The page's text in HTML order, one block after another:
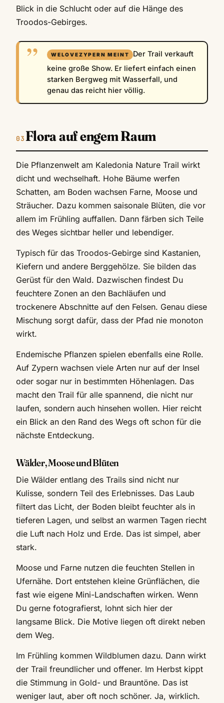
Blick in die Schlucht oder auf die Hänge des
Troodos-Gebirges.
Der Trail verkauft
keine große Show. Er liefert einfach einen
starken Bergweg mit Wasserfall, und
genau das reicht hier völlig.
Flora auf engem Raum
Die Pflanzenwelt am Kaledonia Nature Trail wirkt
dicht und wechselhaft. Hohe Bäume werfen
Schatten, am Boden wachsen Farne, Moose und
Sträucher. Dazu kommen saisonale Blüten, die vor
allem im Frühling auffallen. Dann färben sich Teile
des Weges sichtbar heller und lebendiger.
Typisch für das Troodos-Gebirge sind Kastanien,
Kiefern und andere Berggehölze. Sie bilden das
Gerüst für den Wald. Dazwischen findest Du
feuchtere Zonen an den Bachläufen und
trockenere Abschnitte auf den Felsen. Genau diese
Mischung sorgt dafür, dass der Pfad nie monoton
wirkt.
Endemische Pflanzen spielen ebenfalls eine Rolle.
Auf Zypern wachsen viele Arten nur auf der Insel
oder sogar nur in bestimmten Höhenlagen. Das
macht den Trail für alle spannend, die nicht nur
laufen, sondern auch hinsehen wollen. Hier reicht
ein Blick an den Rand des Wegs oft schon für die
nächste Entdeckung.
Wälder, Moose und Blüten
Die Wälder entlang des Trails sind nicht nur
Kulisse, sondern Teil des Erlebnisses. Das Laub
filtert das Licht, der Boden bleibt feuchter als in
tieferen Lagen, und selbst an warmen Tagen riecht
die Luft nach Holz und Erde. Das ist simpel, aber
stark.
Moose und Farne nutzen die feuchten Stellen in
Ufernähe. Dort entstehen kleine Grünflächen, die
fast wie eigene Mini-Landschaften wirken. Wenn
Du gerne fotografierst, lohnt sich hier der
langsame Blick. Die Motive liegen oft direkt neben
dem Weg.
Im Frühling kommen Wildblumen dazu. Dann wirkt
der Trail freundlicher und offener. Im Herbst kippt
die Stimmung in Gold- und Brauntöne. Das ist
weniger laut, aber oft noch schöner. Ja, wirklich.